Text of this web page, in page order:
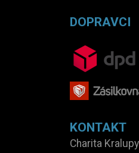
DOPRAVCI
KONTAKT
Charita